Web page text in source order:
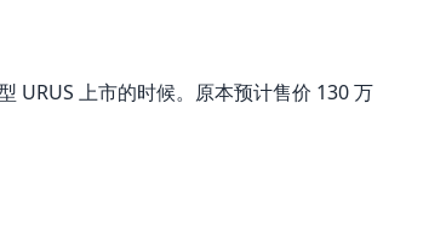
URUS 上市的时候。原本预计售价 130 万